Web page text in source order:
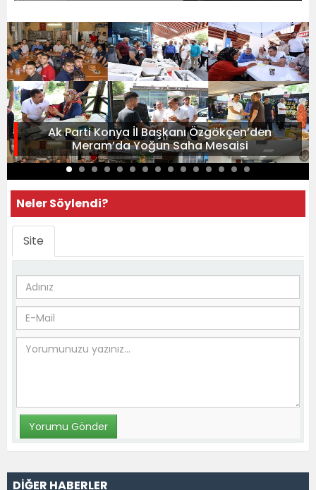
Ak Parti Konya İl Başkanı Özgökçen’den
Meram’da Yoğun Saha Mesaisi
Neler Söylendi?
Site
DİĞER HABERLER